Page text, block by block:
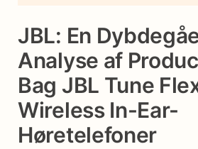
JBL: En
Analyse af
Bag JBL Tune
Wireless In-Ear-
Høretelefoner